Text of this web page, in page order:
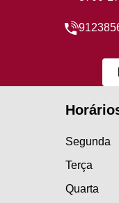
Segunda
Terça
Quarta